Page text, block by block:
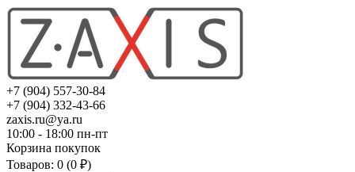
+7 (904) 557-30-84
+7 (904) 332-43-66
zaxis.ru@ya.ru
10:00 - 18:00 пн-пт
Корзина покупок
Товаров: 0 (0 ₽)